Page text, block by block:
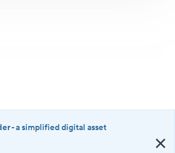
- a simplified digital asset